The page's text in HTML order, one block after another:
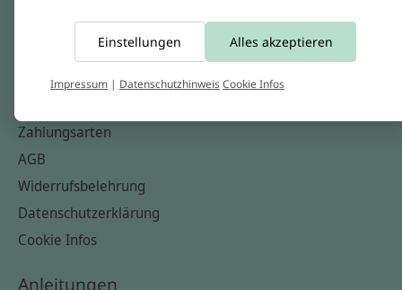
Informationen
Kontakt
Zahlungsarten
AGB
Widerrufsbelehrung
Datenschutzerklärung
Cookie Infos
Anleitungen
Einstellungen Alles akzeptieren
Impressum | DatenschutzhinweisCookie Infos